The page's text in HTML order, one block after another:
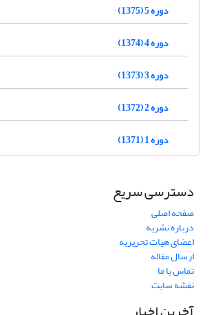
دوره 5 (1375)
دوره 4 (1374)
دوره 3 (1373)
دوره 2 (1372)
دوره 1 (1371)
دسترسی سریع
صفحه اصلی
درباره نشریه
اعضای هیات تحریریه
ارسال مقاله
تماس با ما
نقشه سایت